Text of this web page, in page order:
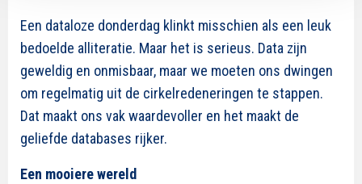
Een dataloze donderdag klinkt misschien als een leuk
bedoelde alliteratie. Maar het is serieus. Data zijn
geweldig en onmisbaar, maar we moeten ons dwingen
om regelmatig uit de cirkelredeneringen te stappen.
Dat maakt ons vak waardevoller en het maakt de
geliefde databases rijker.
Een mooiere wereld